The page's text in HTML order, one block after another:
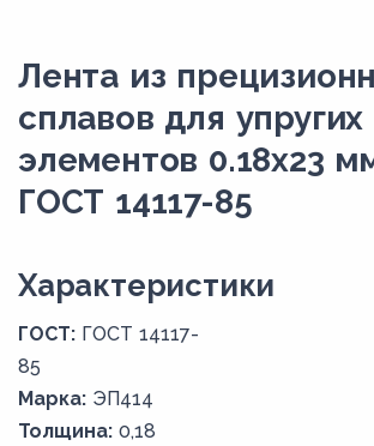
Лента из
сплавов для упругих
элементов 0.18x23
ГОСТ 14117-85
Xарактеристики
ГОСТ: ГОСТ 14117-
85
Марка: ЭП414
Толщина: 0,18